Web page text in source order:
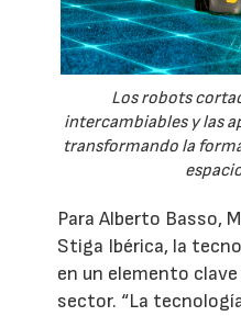
Los robots
intercambiables y las
transformando la
Para Alberto Basso,
Stiga Ibérica, la
en un elemento
sector. “La